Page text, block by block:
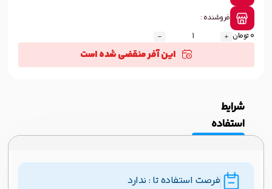
فروشنده :
0 تومان
این آفر منقضی شده است
شرایط
استفاده
فرصت استفاده تا : ندارد